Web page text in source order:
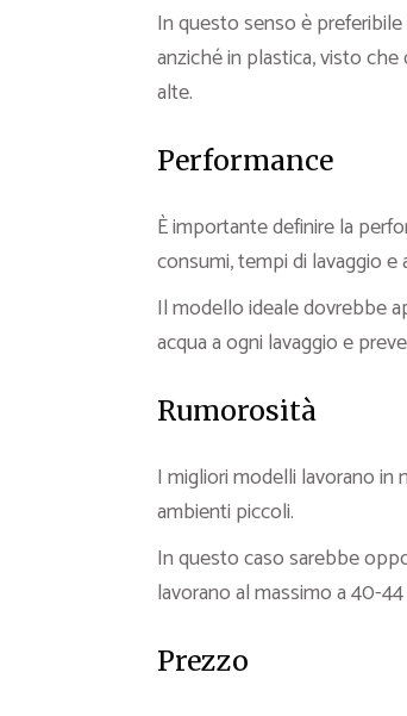
In questo senso è
anziché in plastica, visto
alte.
Performance
È importante definire la
consumi, tempi di lavaggio e
Il modello ideale dovrebbe
acqua a ogni lavaggio e
Rumorosità
I migliori modelli lavorano
ambienti piccoli.
In questo caso sarebbe
lavorano al massimo a 40-
Prezzo